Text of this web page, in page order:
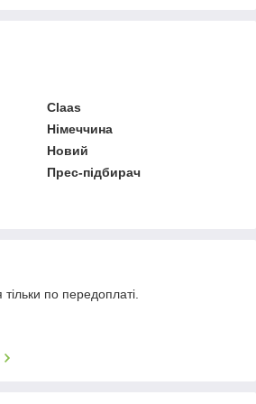
Claas
Німеччина
Новий
Прес-підбирач
по передоплаті.